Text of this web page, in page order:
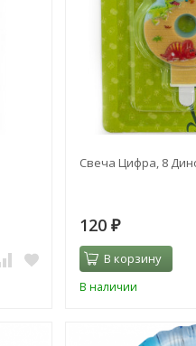
Свеча Цифра, 8
120 ₽
В корзину
В наличии